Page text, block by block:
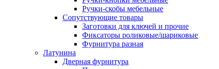
Ручки-скобы мебельные
Сопутствующие товары
Заготовки для ключей и прочие
Фиксаторы роликовые/шариковые
Фурнитура разная
Латунина
Дверная фурнитура